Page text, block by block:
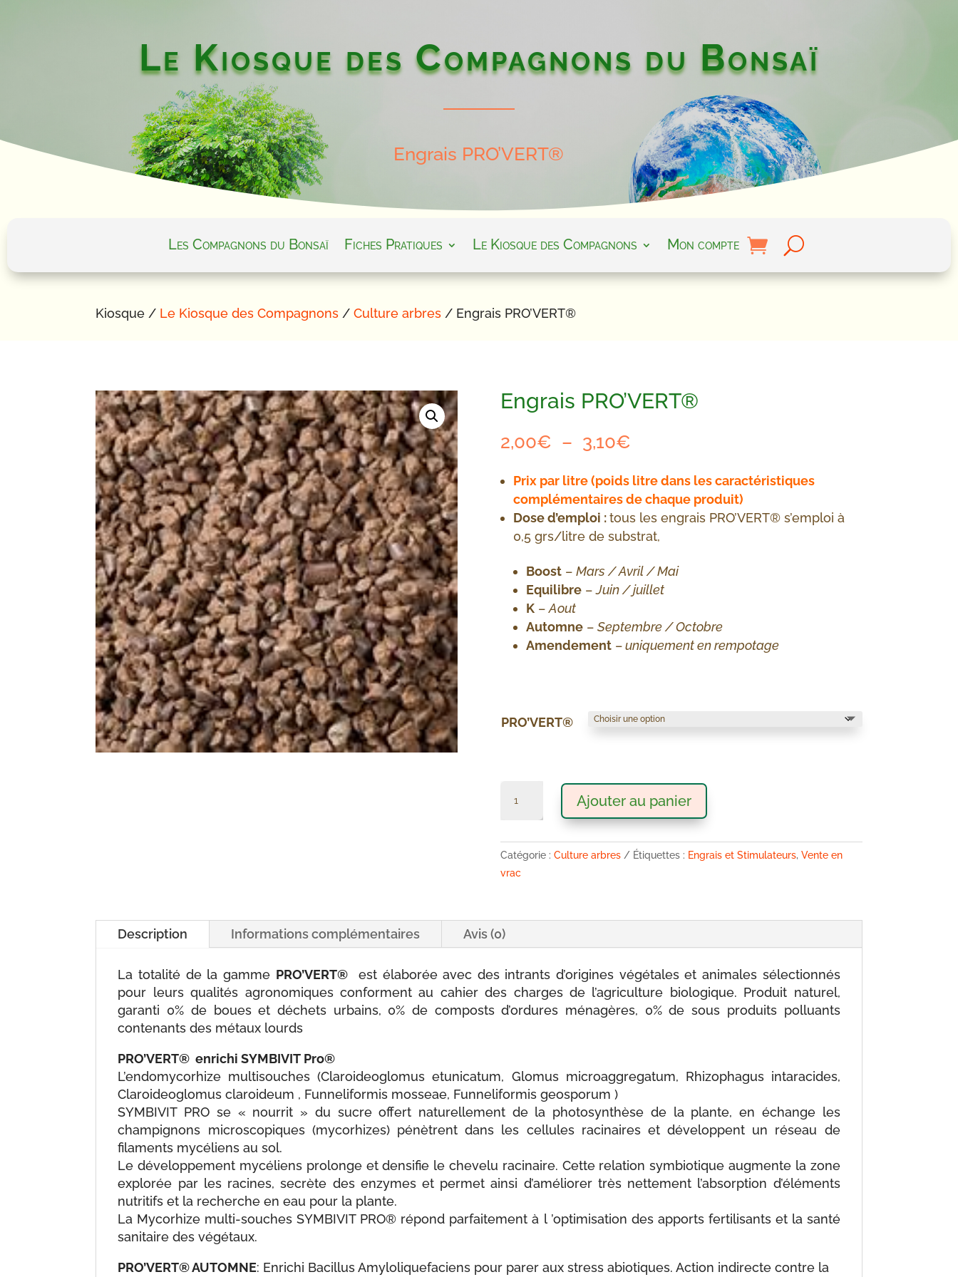
Le Kiosque des Compagnons du Bonsaï
Engrais PRO’VERT®
Les Compagnons du Bonsaï Fiches Pratiques Le Kiosque des Compagnons Mon compte
Kiosque / Le Kiosque des Compagnons /Culture arbres / Engrais PRO’VERT®
Engrais PRO’VERT®
2,00€ – 3,10€
prix :
2,00€
à
3,10€
Prix par litre (poids litre dans les caractéristiques
complémentaires de chaque produit)
Dose d’emploi :tous les engrais PRO’VERT® s’emploi à
0,5 grs/litre de substrat,
Boost– Mars / Avril / Mai
Equilibre–Juin / juillet
K–Aout
Automne– Septembre / Octobre
Amendement–uniquement en rempotage
PRO’VERT®
Engrais
PRO’VERT®
Ajouter au panier
Catégorie : Culture arbres Étiquettes : Engrais et Stimulateurs, Vente en
vrac
Description Informations complémentaires Avis (0)
La totalité de la gamme PRO’VERT®est élaborée avec des intrants d’origines végétales et animales sélectionnés
pour leurs qualités agronomiques conforment au cahier des charges de l’agriculture biologique. Produit naturel,
garanti 0% de boues et déchets urbains, 0% de composts d’ordures ménagères, 0% de sous produits polluants
contenants des métaux lourds
PRO’VERT® enrichi SYMBIVIT Pro®
L’endomycorhize multisouches (Claroideoglomus etunicatum, Glomus microaggregatum, Rhizophagus intaracides,
Claroideoglomus claroideum , Funneliformis mosseae, Funneliformis geosporum )
SYMBIVIT PRO se « nourrit » du sucre offert naturellement de la photosynthèse de la plante, en échange les
champignons microscopiques (mycorhizes) pénètrent dans les cellules racinaires et développent un réseau de
filaments mycéliens au sol.
Le développement mycéliens prolonge et densifie le chevelu racinaire. Cette relation symbiotique augmente la zone
explorée par les racines, secrète des enzymes et permet ainsi d’améliorer très nettement l’absorption d’éléments
nutritifs et la recherche en eau pour la plante.
La Mycorhize multi-souches SYMBIVIT PRO® répond parfaitement à l ’optimisation des apports fertilisants et la santé
sanitaire des végétaux.
PRO’VERT® AUTOMNE: Enrichi Bacillus Amyloliquefaciens pour parer aux stress abiotiques. Action indirecte contre la